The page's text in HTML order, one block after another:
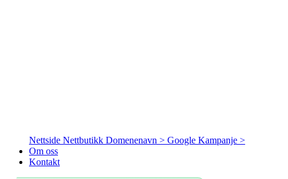
Nettside Nettbutikk Domenenavn > Google Kampanje >
Om oss
Kontakt